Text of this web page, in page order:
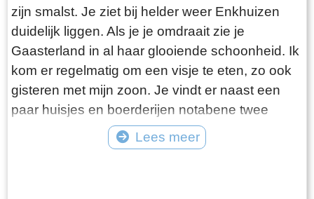
zijn smalst. Je ziet bij helder weer Enkhuizen
duidelijk liggen. Als je je omdraait zie je
Gaasterland in al haar glooiende schoonheid. Ik
kom er regelmatig om een visje te eten, zo ook
gisteren met mijn zoon. Je vindt er naast een
paar huisjes en boerderijen notabene twee
visrestaurants op steenworp afstand van elkaar.
Er schijnt het jaar rond voldoende klandizie te
Lees meer